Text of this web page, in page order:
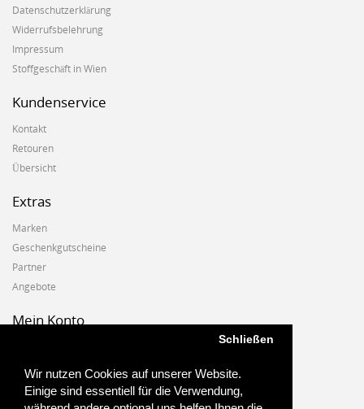
Wir nutzen Cookies auf unserer Website.
Einige sind essentiell für die Verwendung,
Schließen
Datenschutzerklärung
Widerrufsbelehrung
Impressum
Stoffgeschäft in Wien
Kundenservice
Kontakt
Retouren
Übersicht
Extras
Marken
Geschenkgutscheine
Partner
Angebote
Mein Konto
Auftragshistorie
Wunschzettel
Newsletter